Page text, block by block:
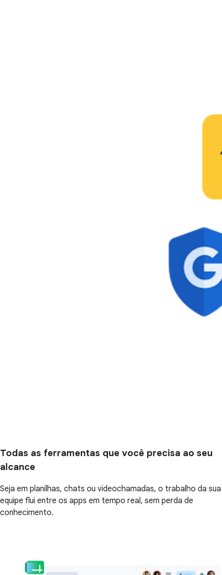
Todas as ferramentas que você precisa ao seu
alcance
Seja em planilhas, chats ou videochamadas, o trabalho da sua
equipe flui entre os apps em tempo real, sem perda de
conhecimento.